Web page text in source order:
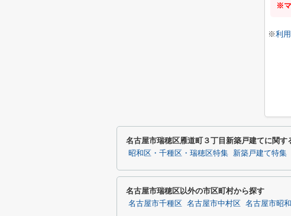
※マ
※利
名古屋市瑞穂区雁道町３丁目新築戸建てに関す
昭和区・千種区・瑞穂区特集 新築戸建て特集
名古屋市瑞穂区以外の市区町村から探す
名古屋市千種区 名古屋市中村区 名古屋市昭